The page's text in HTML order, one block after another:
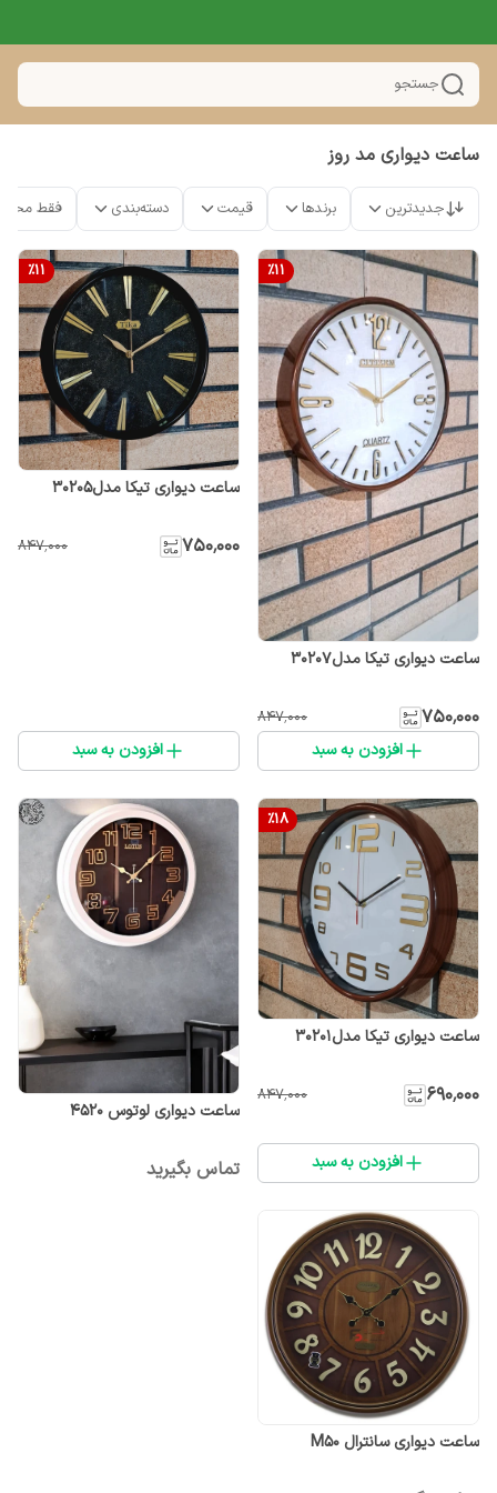
جستجو
ساعت دیواری مد روز
جدیدترین برندها قیمت دسته‌بندی فقط
%11
ساعت دیواری تیکا مدل۳۰207
۷۵۰٬۰۰۰ ۸۴۷٬۰۰۰
افزودن به سبد
%11
ساعت دیواری تیکا مدل۳۰۲۰۵
۷۵۰٬۰۰۰ ۸۴۷٬۰۰۰
افزودن به سبد
%18
ساعت دیواری تیکا مدل۳۰۲۰۱
۶۹۰٬۰۰۰ ۸۴۷٬۰۰۰
افزودن به سبد
ساعت دیواری لوتوس 4520
تماس بگیرید
ساعت دیواری سانترال M50